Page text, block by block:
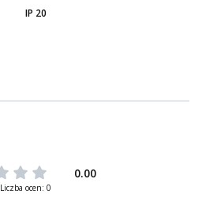
IP 20
0.00
Liczba ocen: 0